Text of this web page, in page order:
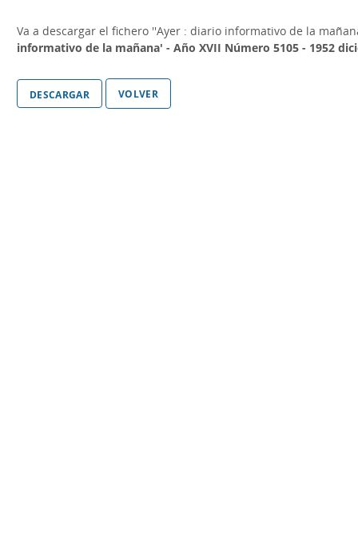
Va a descargar el fichero ''Ayer : diario informativo de la
informativo de la mañana' - Año XVII Número 5105 - 1952
volver